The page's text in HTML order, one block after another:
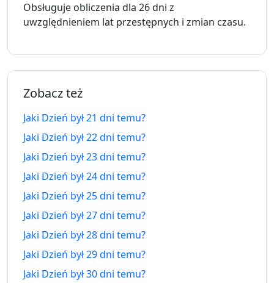
15 dni
25.07.2026
dni
temu
16
17 dni
temu
23.07.2026
18 dni
22.07.2026
19 dni
temu
21.07.2026
Obsługuje obliczenia dla 26 dni z
uwzględnieniem lat przestępnych i zmian czasu.
Zobacz też
Jaki Dzień był 21 dni temu?
Jaki Dzień był 22 dni temu?
Jaki Dzień był 23 dni temu?
Jaki Dzień był 24 dni temu?
Jaki Dzień był 25 dni temu?
Jaki Dzień był 27 dni temu?
Jaki Dzień był 28 dni temu?
Jaki Dzień był 29 dni temu?
Jaki Dzień był 30 dni temu?